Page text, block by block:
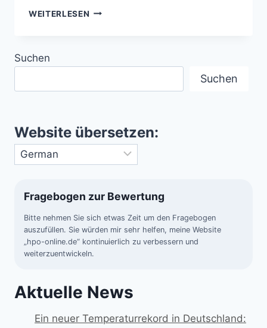
WEITERLESEN GROSSE W
CHUTZ
Suchen
Suchen
Website übersetzen:
Fragebogen zur Bewertung
Bitte nehmen Sie sich etwas Zeit um den Fragebogen
auszufüllen. Sie würden mir sehr helfen, meine Website
„hpo-online.de“ kontinuierlich zu verbessern und
weiterzuentwickeln.
Aktuelle News
Ein neuer Temperaturrekord in Deutschland: